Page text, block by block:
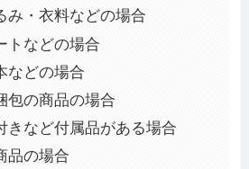
み・衣料などの場合
トなどの場合
などの場合
包の商品の場合
きなど付属品がある場合
品の場合